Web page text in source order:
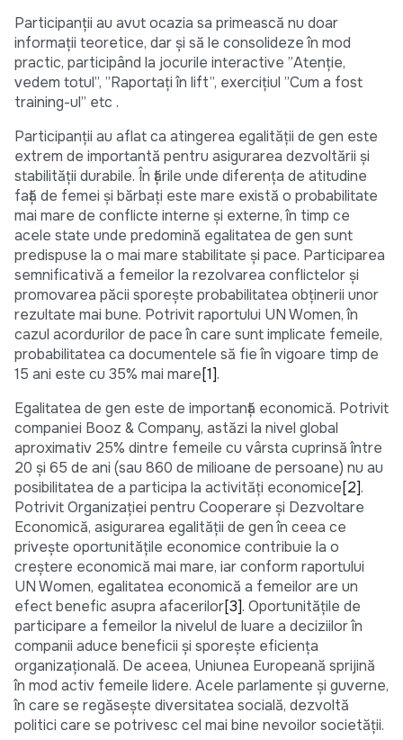
Participanții au avut ocazia sa primească nu doar
informații teoretice, dar și să le consolideze în mod
practic, participând la jocurile interactive ”Atenție,
vedem totul”, ”Raportați în lift”, exercițiul ”Cum a fost
training-ul” etc .
Participanții au aflat ca atingerea egalității de gen este
extrem de importantă pentru asigurarea dezvoltării și
stabilității durabile. În țările unde diferența de atitudine
față de femei și bărbați este mare există o probabilitate
mai mare de conflicte interne și externe, în timp ce
acele state unde predomină egalitatea de gen sunt
predispuse la o mai mare stabilitate și pace. Participarea
semnificativă a femeilor la rezolvarea conflictelor și
promovarea păcii sporește probabilitatea obținerii unor
rezultate mai bune. Potrivit raportului UN Women, în
cazul acordurilor de pace în care sunt implicate femeile,
probabilitatea ca documentele să fie în vigoare timp de
15 ani este cu 35% mai mare[1].
Egalitatea de gen este de importanță economică. Potrivit
companiei Booz & Company, astăzi la nivel global
aproximativ 25% dintre femeile cu vârsta cuprinsă între
20 și 65 de ani (sau 860 de milioane de persoane) nu au
posibilitatea de a participa la activități economice[2].
Potrivit Organizației pentru Cooperare și Dezvoltare
Economică, asigurarea egalității de gen în ceea ce
privește oportunitățile economice contribuie la o
creștere economică mai mare, iar conform raportului
UN Women, egalitatea economică a femeilor are un
efect benefic asupra afacerilor[3]. Oportunitățile de
participare a femeilor la nivelul de luare a deciziilor în
companii aduce beneficii și sporește eficiența
organizațională. De aceea, Uniunea Europeană sprijină
în mod activ femeile lidere. Acele parlamente și guverne,
în care se regăsește diversitatea socială, dezvoltă
politici care se potrivesc cel mai bine nevoilor societății.